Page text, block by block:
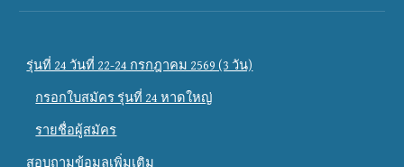
รุ่นที่ 24 วันที่ 22-24 กรกฎาคม 2569 (3 วัน)
กรอกใบสมัคร รุ่นที่ 24 หาดใหญ่
รายชื่อผู้สมัคร
สอบถามข้อมูลเพิ่มเติม